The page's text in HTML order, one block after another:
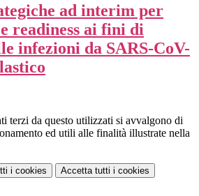
ad interim per
readiness ai fini di
infezioni da SARS-CoV-
terzi da questo utilizzati si avvalgono di
ed utili alle finalità illustrate nella
i cookies Accetta tutti i cookies